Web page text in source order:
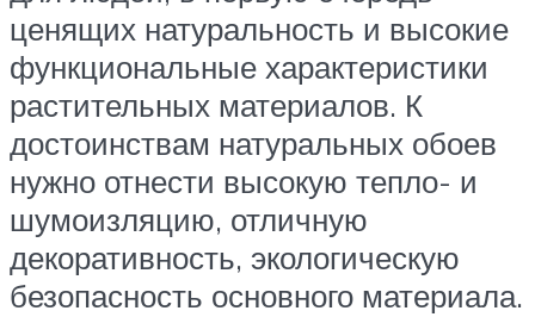
ценящих натуральность и высокие
функциональные характеристики
растительных материалов. К
достоинствам натуральных обоев
нужно отнести высокую тепло- и
шумоизляцию, отличную
декоративность, экологическую
безопасность основного материала.